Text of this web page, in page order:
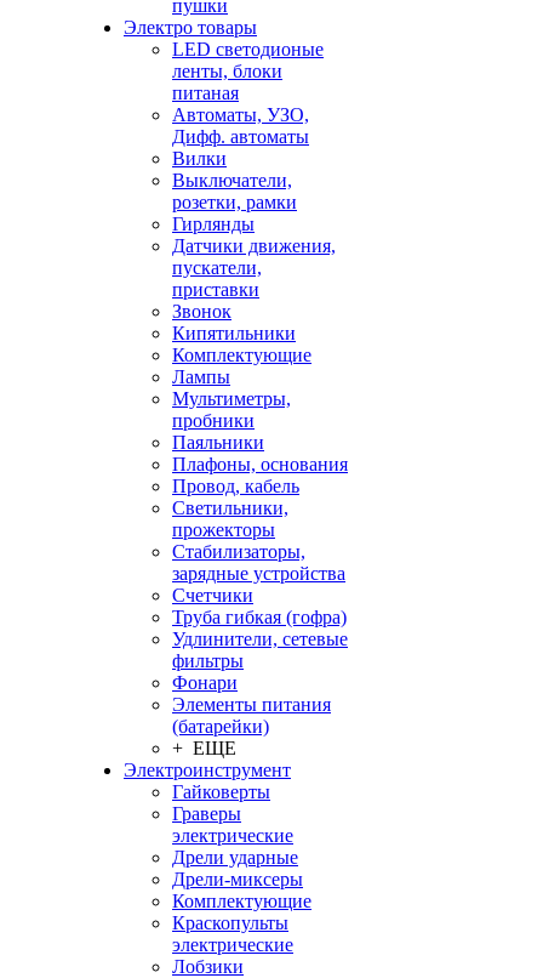
пушки
Электро товары
LED светодионые
ленты, блоки
питаная
Автоматы, УЗО,
Дифф. автоматы
Вилки
Выключатели,
розетки, рамки
Гирлянды
Датчики движения,
пускатели,
приставки
Звонок
Кипятильники
Комплектующие
Лампы
Мультиметры,
пробники
Паяльники
Плафоны, основания
Провод, кабель
Светильники,
прожекторы
Стабилизаторы,
зарядные устройства
Счетчики
Труба гибкая (гофра)
Удлинители, сетевые
фильтры
Фонари
Элементы питания
(батарейки)
+ ЕЩЕ
Электроинструмент
Гайковерты
Граверы
электрические
Дрели ударные
Дрели-миксеры
Комплектующие
Краскопульты
электрические
Лобзики